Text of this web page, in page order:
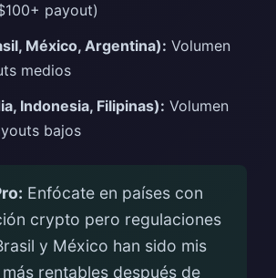
payout)
México, Argentina): Volumen
medios
Indonesia, Filipinas): Volumen
bajos
Enfócate en países con
crypto pero regulaciones
y México han sido mis
rentables después de